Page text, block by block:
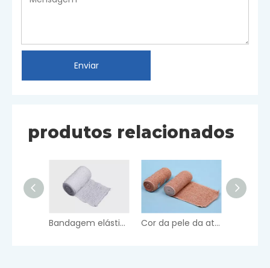
Enviar
produtos relacionados
Bandagem elástica de crepe spandex branqueada Cor da pele da atadura elástica do crepe do Spandex